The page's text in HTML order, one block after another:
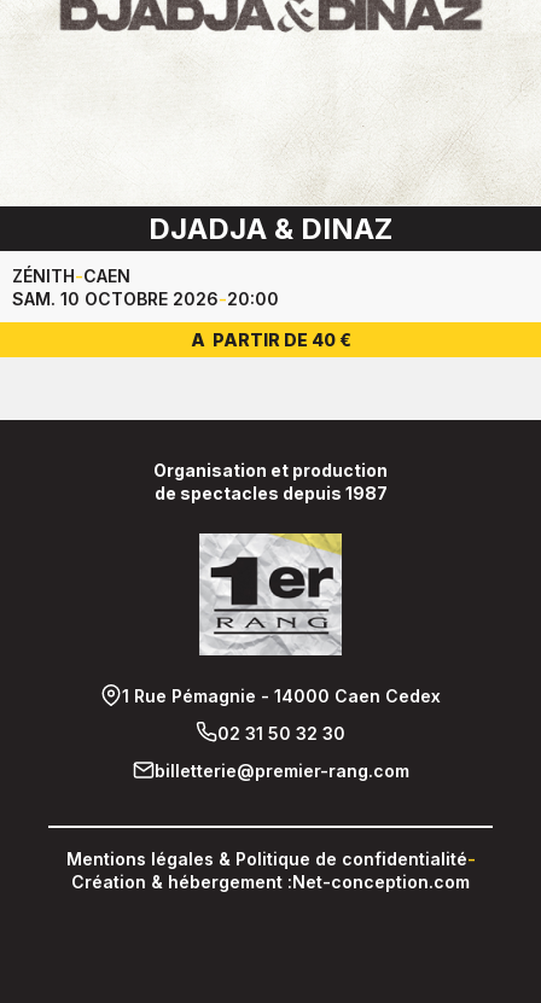
DJADJA & DINAZ
ZÉNITH-CAEN
SAM. 10 OCTOBRE 2026-20:00
A PARTIR DE 40 €
Organisation et production
de spectacles depuis 1987
1 Rue Pémagnie - 14000 Caen Cedex
02 31 50 32 30
billetterie@premier-rang.com
Mentions légales & Politique de confidentialité-
Création & hébergement :Net-conception.com